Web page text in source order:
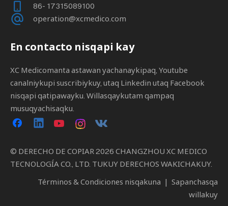
86- 17315089100
operation@xcmedico.com
En contacto nisqapi kay
XC Medicomanta astawan yachanaykipaq, Youtube
canalniykupi suscribiykuy, utaq Linkedin utaq Facebook
nisqapi qatipawayku. Willasqaykutam qampaq
musuqyachisaqku.
© DERECHO DE COPIAR 2026 CHANGZHOU XC MEDICO
TECNOLOGÍA CO., LTD. TUKUY DERECHOS WAKICHAKUY.
Términos & Condiciones nisqakuna | Sapanchasqa
willakuy